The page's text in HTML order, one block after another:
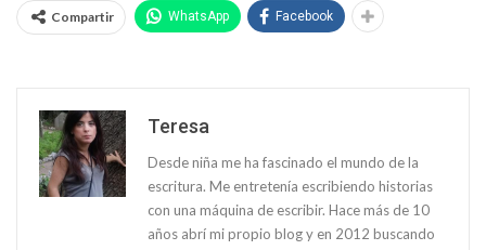
Compartir WhatsApp Facebook
Teresa
Desde niña me ha fascinado el mundo de la
escritura. Me entretenía escribiendo historias
con una máquina de escribir. Hace más de 10
años abrí mi propio blog y en 2012 buscando